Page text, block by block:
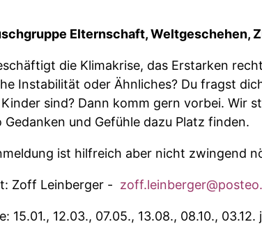
Elternschaft, Weltgeschehen,
die Klimakrise, das Erstarken
Instabilität oder Ähnliches? Du fragst
sind? Dann komm gern vorbei. Wir
Gedanken und Gefühle dazu Platz finden.
ist hilfreich aber nicht zwingend
Zoff Leinberger -
15.01., 12.03., 07.05., 13.08., 08.10., 03.12.